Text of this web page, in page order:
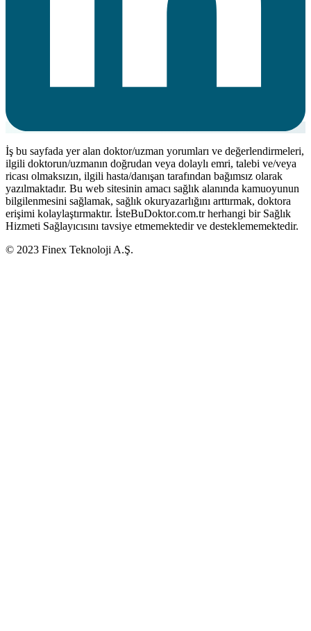
İş bu sayfada yer alan doktor/uzman yorumları ve değerlendirmeleri,
ilgili doktorun/uzmanın doğrudan veya dolaylı emri, talebi ve/veya
ricası olmaksızın, ilgili hasta/danışan tarafından bağımsız olarak
yazılmaktadır. Bu web sitesinin amacı sağlık alanında kamuoyunun
bilgilenmesini sağlamak, sağlık okuryazarlığını arttırmak, doktora
erişimi kolaylaştırmaktır. İsteBuDoktor.com.tr herhangi bir Sağlık
Hizmeti Sağlayıcısını tavsiye etmemektedir ve desteklememektedir.
© 2023 Finex Teknoloji A.Ş.